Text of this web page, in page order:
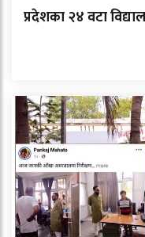
प्रदेशका २४ वटा